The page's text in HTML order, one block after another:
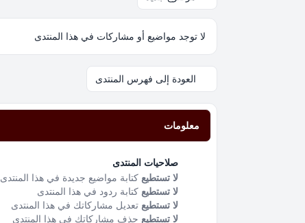
لا توجد مواضيع أو مشاركات في هذا المنتدى
العودة إلى فهرس المنتدى
معلومات
صلاحيات المنتدى
لا تستطيع كتابة مواضيع جديدة في هذا المنتدى
لا تستطيع كتابة ردود في هذا المنتدى
لا تستطيع تعديل مشاركاتك في هذا المنتدى
لا تستطيع حذف مشاركاتك في هذا المنتدى